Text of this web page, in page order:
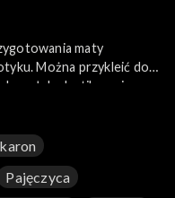
maty
Można przykleić do
kawałek plastikowej
Pajęczyca